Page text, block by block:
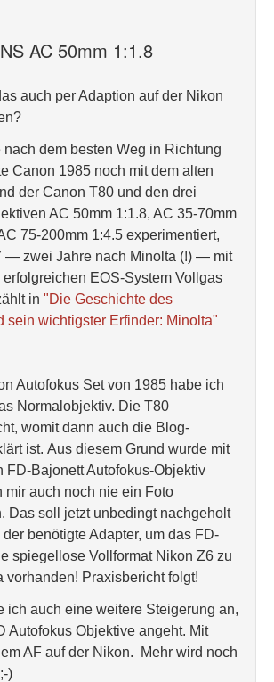
AC 50mm 1:1.8
auch per Adaption auf der Nikon
nach dem besten Weg in Richtung
Canon 1985 noch mit dem alten
der Canon T80 und den drei
AC 50mm 1:1.8, AC 35-70mm
75-200mm 1:4.5 experimentiert,
— zwei Jahre nach Minolta (!) — mit
EOS-System Vollgas
in "Die Geschichte des
sein wichtigster Erfinder: Minolta"
Autofokus Set von 1985 habe ich
Normalobjektiv. Die T80
womit dann auch die Blog-
ist. Aus diesem Grund wurde mit
FD-Bajonett Autofokus-Objektiv
mir auch noch nie ein Foto
Das soll jetzt unbedingt nachgeholt
benötigte Adapter, um das FD-
spiegellose Vollformat Nikon Z6 zu
vorhanden! Praxisbericht folgt!
ich auch eine weitere Steigerung an,
Autofokus Objektive angeht. Mit
AF auf der Nikon. Mehr wird noch
)